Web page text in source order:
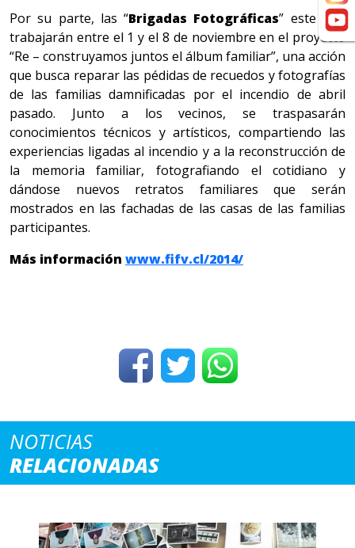
Por su parte, las “Brigadas Fotográficas” este año
trabajarán entre el 1 y el 8 de noviembre en el proyecto
“Re – construyamos juntos el álbum familiar”, una acción
que busca reparar las pédidas de recuedos y fotografías
de las familias damnificadas por el incendio de abril
pasado. Junto a los vecinos, se traspasarán
conocimientos técnicos y artísticos, compartiendo las
experiencias ligadas al incendio y a la reconstrucción de
la memoria familiar, fotografiando el cotidiano y
dándose nuevos retratos familiares que serán
mostrados en las fachadas de las casas de las familias
participantes.
Más información www.fifv.cl/2014/
NOTICIAS
RELACIONADAS